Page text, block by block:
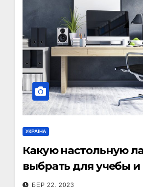
УКРАЇНА
Какую настольную
выбрать для учебы
БЕР 22, 2023